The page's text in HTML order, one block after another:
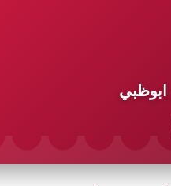
ابوظبي